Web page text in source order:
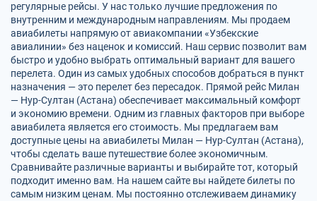
регулярные рейсы. У нас только лучшие предложения по
внутренним и международным направлениям. Мы продаем
авиабилеты напрямую от авиакомпании «Узбекские
авиалинии» без наценок и комиссий. Наш сервис позволит вам
быстро и удобно выбрать оптимальный вариант для вашего
перелета. Один из самых удобных способов добраться в пункт
назначения — это перелет без пересадок. Прямой рейс Милан
— Нур-Султан (Астана) обеспечивает максимальный комфорт
и экономию времени. Одним из главных факторов при выборе
авиабилета является его стоимость. Мы предлагаем вам
доступные цены на авиабилеты Милан — Нур-Султан (Астана),
чтобы сделать ваше путешествие более экономичным.
Сравнивайте различные варианты и выбирайте тот, который
подходит именно вам. На нашем сайте вы найдете билеты по
самым низким ценам. Мы постоянно отслеживаем динамику